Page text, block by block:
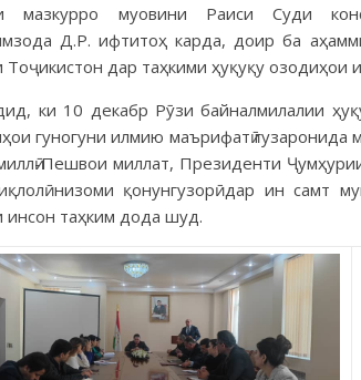
мазкурро муовини Раиси Суди
Д.Р. ифтитоҳ карда, доир ба
Тоҷикистон дар таҳкими ҳуқуқу озодиҳои
ки 10 декабр Рӯзи байналмилалии
гуногуни илмию маърифатӣ
Пешвои миллат, Президенти
низоми қонунгузорӣ дар ин самт
инсон таҳким дода шуд.